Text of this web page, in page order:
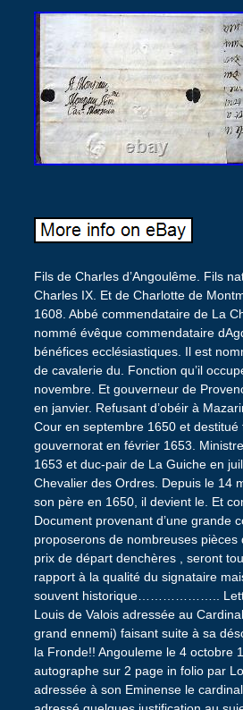
Fils de Charles d’Angoulême. Fils
Charles IX. Et de Charlotte de
1608. Abbé commendataire de La
nommé évêque commendataire
bénéfices ecclésiastiques. Il est
de cavalerie du. Fonction qu’il
novembre. Et gouverneur de
en janvier. Refusant d’obéir à
Cour en septembre 1650 et destitué
gouvernorat en février 1653.
1653 et duc-pair de La Guiche en
Chevalier des Ordres. Depuis le 14
son père en 1650, il devient le. Et
Document provenant d’une grande
proposerons de nombreuses
prix de départ denchères , seront
rapport à la qualité du signataire
souvent historique………………..
Louis de Valois adressée au
grand ennemi) faisant suite à sa
la Fronde!! Angouleme le 4 octobre
autographe sur 2 page in folio par
adressée à son Eminense le